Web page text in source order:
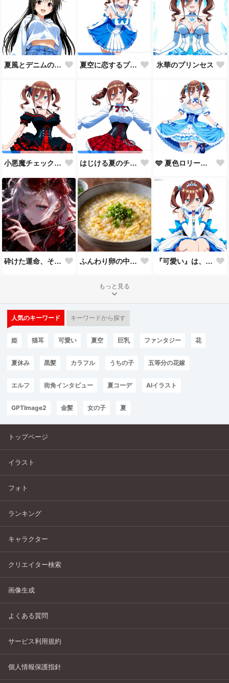
夏風とデニムの約束 夏空に恋するプリンセス 氷華のプリンセス
小悪魔チェック・ロリータ はじける夏のチェックコーデ！ 🩵 夏色ロリータ 🩵
砕けた運命、それでも君を見つめて。 ふんわり卵の中華粥 『可愛い』は、一回じゃ足りない。🩵
もっと見る
人気のキーワード キーワードから探す
姫 猫耳 可愛い 夏空 巨乳 ファンタジー 花
夏休み 黒髪 カラフル うちの子 五等分の花嫁
エルフ 街角インタビュー 夏コーデ AIイラスト
GPTImage2 金髪 女の子 夏
トップページ
イラスト
フォト
ランキング
キャラクター
クリエイター検索
画像生成
よくある質問
サービス利用規約
個人情報保護指針